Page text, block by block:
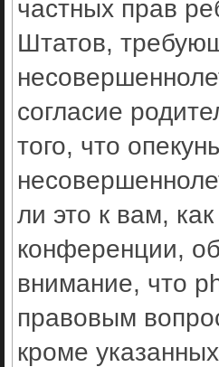
частных прав
Штатов,
согласие
того, что
ли это к вам,
конференции,
внимание, что
правовым
кроме